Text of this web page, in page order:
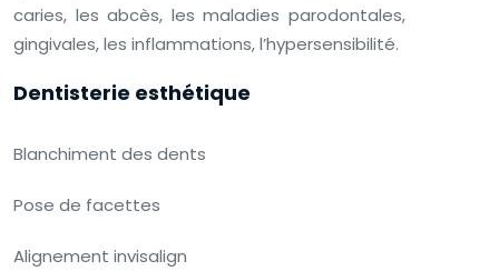
caries, les abcès, les maladies parodontales,
gingivales, les inflammations, l’hypersensibilité.
Dentisterie esthétique
Blanchiment des dents
Pose de facettes
Alignement invisalign